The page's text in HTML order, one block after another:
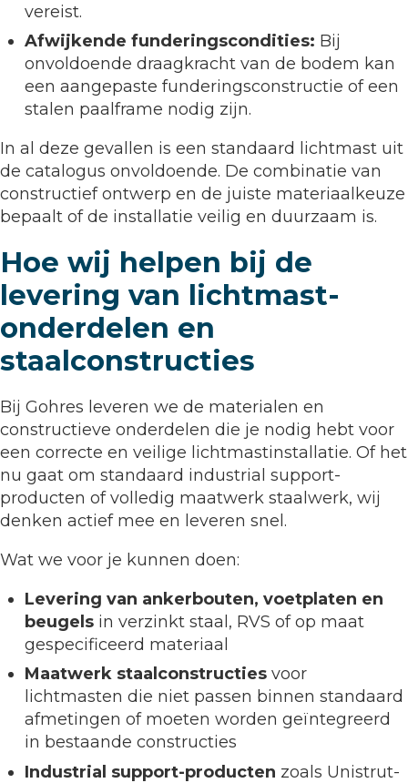
vereist.
Afwijkende funderingscondities: Bij
onvoldoende draagkracht van de bodem kan
een aangepaste funderingsconstructie of een
stalen paalframe nodig zijn.
In al deze gevallen is een standaard lichtmast uit
de catalogus onvoldoende. De combinatie van
constructief ontwerp en de juiste materiaalkeuze
bepaalt of de installatie veilig en duurzaam is.
Hoe wij helpen bij de
levering van lichtmast-
onderdelen en
staalconstructies
Bij Gohres leveren we de materialen en
constructieve onderdelen die je nodig hebt voor
een correcte en veilige lichtmastinstallatie. Of het
nu gaat om standaard industrial support-
producten of volledig maatwerk staalwerk, wij
denken actief mee en leveren snel.
Wat we voor je kunnen doen:
Levering van ankerbouten, voetplaten en
beugels in verzinkt staal, RVS of op maat
gespecificeerd materiaal
Maatwerk staalconstructies voor
lichtmasten die niet passen binnen standaard
afmetingen of moeten worden geïntegreerd
in bestaande constructies
Industrial support-producten zoals Unistrut-